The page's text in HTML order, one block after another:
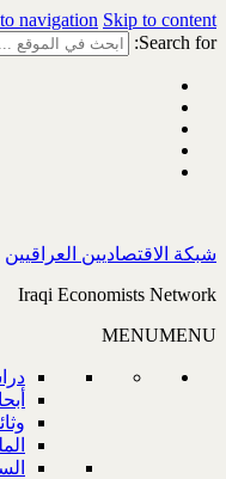
navigation Skip to content
Search for:
شبكة الاقتصاديين العراقيين
Iraqi Economists Network
MENUMENU